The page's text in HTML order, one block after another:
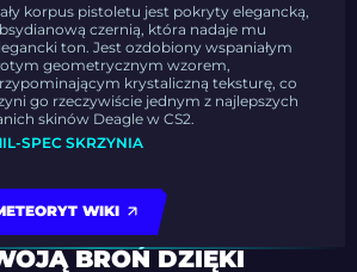
korpus pistoletu jest pokryty elegancką,
czernią, która nadaje mu
ton. Jest ozdobiony wspaniałym
geometrycznym wzorem,
krystaliczną teksturę, co
go rzeczywiście jednym z najlepszych
skinów Deagle w CS2.
SPEC SKRZYNIA
WIKI
BROŃ DZIĘKI